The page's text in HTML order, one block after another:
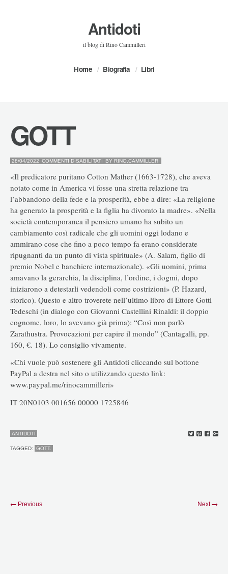
Antidoti
il blog di Rino Cammilleri
Home Biografia Libri
GOTT
28/04/2022 COMMENTI DISABILITATI SU
BY RINO.CAMMILLERI
«Il predicatore puritano Cotton Mather (1663-1728), che aveva
notato come in America vi fosse una stretta relazione tra
l’abbandono della fede e la prosperità, ebbe a dire: «La religione
ha generato la prosperità e la figlia ha divorato la madre». «Nella
società contemporanea il pensiero umano ha subito un
cambiamento così radicale che gli uomini oggi lodano e
ammirano cose che fino a poco tempo fa erano considerate
ripugnanti da un punto di vista spirituale» (A. Salam, figlio di
premio Nobel e banchiere internazionale). «Gli uomini, prima
amavano la gerarchia, la disciplina, l’ordine, i dogmi, dopo
iniziarono a detestarli vedendoli come costrizioni» (P. Hazard,
storico). Questo e altro troverete nell’ultimo libro di Ettore Gotti
Tedeschi (in dialogo con Giovanni Castellini Rinaldi: il doppio
cognome, loro, lo avevano già prima): “Così non parlò
Zarathustra. Provocazioni per capire il mondo” (Cantagalli, pp.
160, €. 18). Lo consiglio vivamente.
«Chi vuole può sostenere gli Antidoti cliccando sul bottone
PayPal a destra nel sito o utilizzando questo link:
www.paypal.me/rinocammilleri»
IT 20N0103 001656 00000 1725846
ANTIDOTI
TAGGED: GOTT.
Previous Next